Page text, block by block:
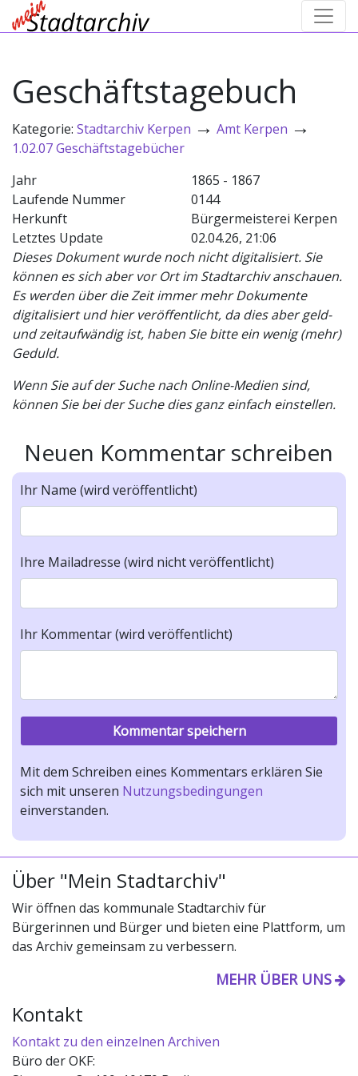
Geschäftstagebuch
Kategorie: Stadtarchiv Kerpen → Amt Kerpen →
1.02.07 Geschäftstagebücher
Jahr
1865 - 1867
Laufende Nummer
0144
Herkunft
Bürgermeisterei Kerpen
Letztes Update
02.04.26, 21:06
Dieses Dokument wurde noch nicht digitalisiert. Sie
können es sich aber vor Ort im Stadtarchiv anschauen.
Es werden über die Zeit immer mehr Dokumente
digitalisiert und hier veröffentlicht, da dies aber geld-
und zeitaufwändig ist, haben Sie bitte ein wenig (mehr)
Geduld.
Wenn Sie auf der Suche nach Online-Medien sind,
können Sie bei der Suche dies ganz einfach einstellen.
Neuen Kommentar schreiben
Ihr Name (wird veröffentlicht)
Ihre Mailadresse (wird nicht veröffentlicht)
Ihr Kommentar (wird veröffentlicht)
Mit dem Schreiben eines Kommentars erklären Sie
sich mit unseren Nutzungsbedingungen
einverstanden.
Über "Mein Stadtarchiv"
Wir öffnen das kommunale Stadtarchiv für
Bürgerinnen und Bürger und bieten eine Plattform, um
das Archiv gemeinsam zu verbessern.
MEHR ÜBER UNS
Kontakt
Kontakt zu den einzelnen Archiven
Büro der OKF: